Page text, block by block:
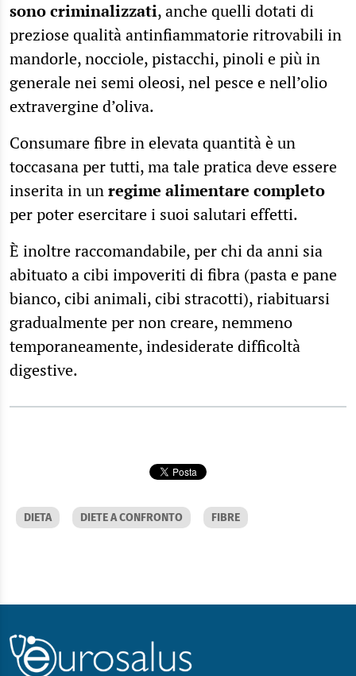
sono criminalizzati, anche quelli dotati di
preziose qualità antinfiammatorie ritrovabili in
mandorle, nocciole, pistacchi, pinoli e più in
generale nei semi oleosi, nel pesce e nell’olio
extravergine d’oliva.
Consumare fibre in elevata quantità è un
toccasana per tutti, ma tale pratica deve essere
inserita in unregime alimentare completo
per poter esercitare i suoi salutari effetti.
È inoltre raccomandabile, per chi da anni sia
abituato a cibi impoveriti di fibra (pasta e pane
bianco, cibi animali, cibi stracotti), riabituarsi
gradualmente per non creare, nemmeno
temporaneamente, indesiderate difficoltà
digestive.
DIETA DIETE A CONFRONTO FIBRE